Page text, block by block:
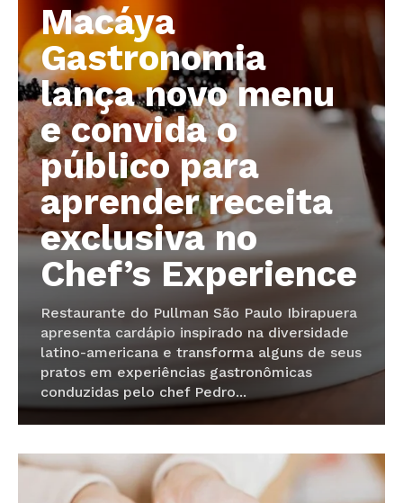
Macáya
Gastronomia
lança novo menu
e convida o
público para
aprender receita
exclusiva no
Chef’s Experience
Restaurante do Pullman São Paulo Ibirapuera
apresenta cardápio inspirado na diversidade
latino-americana e transforma alguns de seus
pratos em experiências gastronômicas
conduzidas pelo chef Pedro...